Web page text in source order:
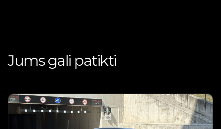
Jums gali patikti